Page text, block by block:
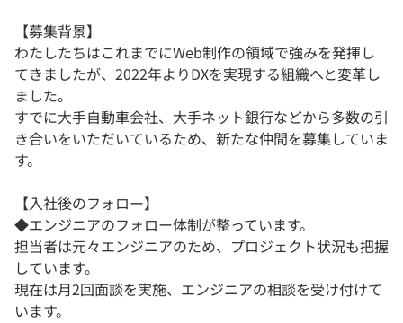
【募集背景】
わたしたちはこれまでにWeb制作の領域で強みを発揮し
てきましたが、2022年よりDXを実現する組織へと変革し
ました。
すでに大手自動車会社、大手ネット銀行などから多数の引
き合いをいただいているため、新たな仲間を募集していま
す。
【入社後のフォロー】
◆エンジニアのフォロー体制が整っています。
担当者は元々エンジニアのため、プロジェクト状況も把握
しています。
現在は月2回面談を実施、エンジニアの相談を受け付けて
います。